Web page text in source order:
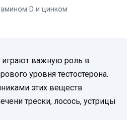
D и цинком
играют важную роль в
уровня тестостерона.
этих веществ
трески, лосось, устрицы